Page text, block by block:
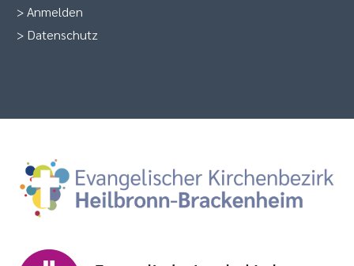
>Anmelden
> Datenschutz